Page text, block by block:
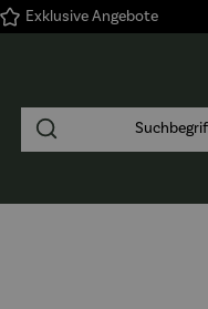
Zur
Exklusive Angebote